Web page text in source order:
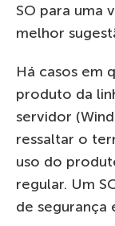
SO para uma
melhor
Há casos em
produto da
servidor
ressaltar o
uso do
regular. Um
de segurança